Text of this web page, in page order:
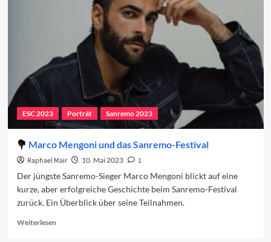
ESC 2023 Porträt Sanremo 2023
Marco Mengoni und das Sanremo-Festival
Raphael Mair 10. Mai 2023
1
Der jüngste Sanremo-Sieger Marco Mengoni blickt auf eine
kurze, aber erfolgreiche Geschichte beim Sanremo-Festival
zurück. Ein Überblick über seine Teilnahmen.
WeiterlesenRead